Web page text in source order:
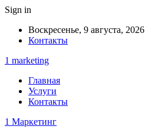
Sign in
Воскресенье, 9 августа, 2026
Контакты
1 marketing
Главная
Услуги
Контакты
1 Маркетинг